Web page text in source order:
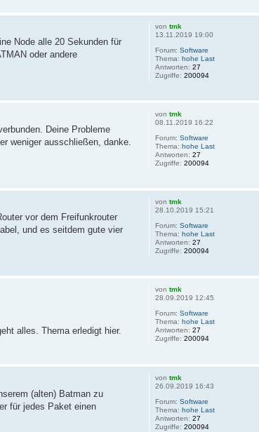
vontmk
13.11.2019 19:00
Forum:Software
Thema:hohe Last
Antworten:27
Zugriffe:200094
Node alle 20 Sekunden für
oder andere
vontmk
08.11.2019 16:22
Forum:Software
Thema:hohe Last
Antworten:27
Zugriffe:200094
Deine Probleme
weniger ausschließen, danke.
vontmk
28.10.2019 15:21
Forum:Software
Thema:hohe Last
Antworten:27
Zugriffe:200094
vor dem Freifunkrouter
und es seitdem gute vier
vontmk
28.09.2019 12:45
Forum:Software
Thema:hohe Last
Antworten:27
Zugriffe:200094
alles. Thema erledigt hier.
vontmk
26.09.2019 16:43
Forum:Software
Thema:hohe Last
Antworten:27
Zugriffe:200094
(alten) Batman zu
für jedes Paket einen